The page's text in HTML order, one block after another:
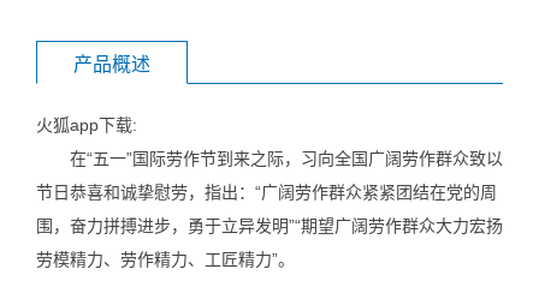
产品概述
火狐app下载:
在“五一”国际劳作节到来之际，习向全国广阔劳作群众致以
节日恭喜和诚挚慰劳，指出：“广阔劳作群众紧紧团结在党的周
围，奋力拼搏进步，勇于立异发明”“期望广阔劳作群众大力宏扬
劳模精力、劳作精力、工匠精力”。